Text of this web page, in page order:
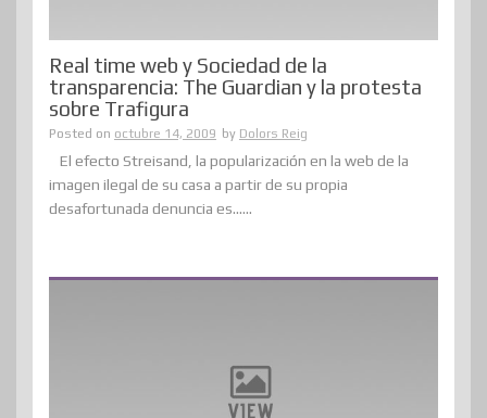
Real time web y Sociedad de la
transparencia: The Guardian y la protesta
sobre Trafigura
Posted on octubre 14, 2009 by Dolors Reig
El efecto Streisand, la popularización en la web de la
imagen ilegal de su casa a partir de su propia
desafortunada denuncia es......